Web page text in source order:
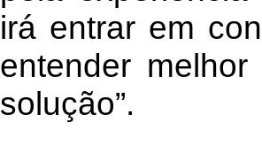
irá entrar em
entender
solução”.